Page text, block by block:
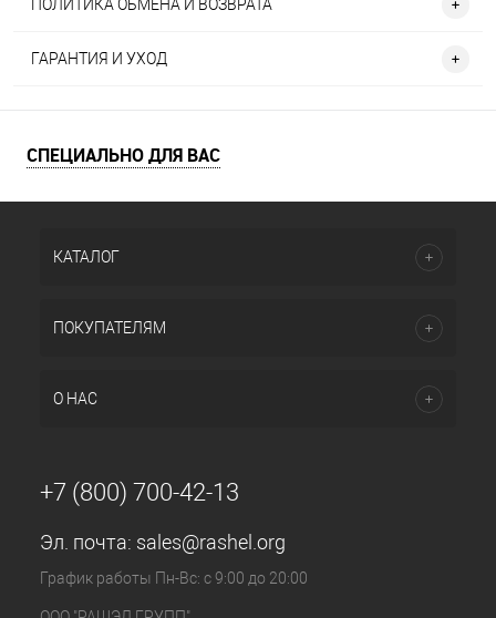
ПОЛИТИКА ОБМЕНА И ВОЗВРАТА
ГАРАНТИЯ И УХОД
СПЕЦИАЛЬНО ДЛЯ ВАС
КАТАЛОГ
ПОКУПАТЕЛЯМ
О НАС
+7 (800) 700-42-13
Эл. почта: sales@rashel.org
График работы Пн-Вс: с 9:00 до 20:00